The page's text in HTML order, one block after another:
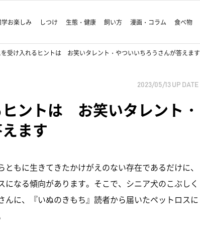
お楽しみ しつけ 生態・健康 飼い方 漫画・コラム 食べ物
受け入れるヒントは お笑いタレント・やついいちろうさんが答えます
2023/05/13 UP DATE
ントは お笑いタレント・
ます
もに生きてきたかけがえのない存在であるだけに、
なる傾向があります。そこで、シニア犬のこぶしく
に、『いぬのきもち』読者から届いたペットロスに